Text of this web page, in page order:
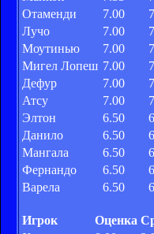
Отаменди
7.00
Лучо
7.00
Моутинью
7.00
Мигел Лопеш 7.00
Дефур
7.00
Атсу
7.00
Элтон
6.50
Данило
6.50
Мангала
6.50
Фернандо
6.50
Варела
6.50
Игрок
Оценка